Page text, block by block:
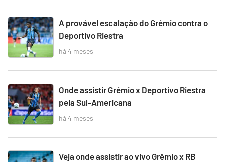
A provável escalação do Grêmio contra o
Deportivo Riestra
há 4 meses
Onde assistir Grêmio x Deportivo Riestra
pela Sul-Americana
há 4 meses
Veja onde assistir ao vivo Grêmio x RB